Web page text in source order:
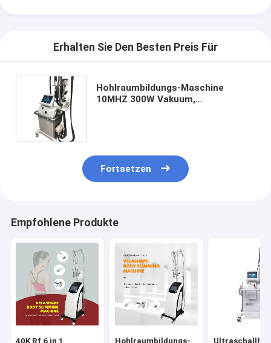
Erhalten Sie Den Besten Preis Für
Hohlraumbildungs-Maschine
10MHZ 300W Vakuum,
Fortsetzen
Empfohlene Produkte
40K Rf 6 in 1 Hohlraumbildungs-